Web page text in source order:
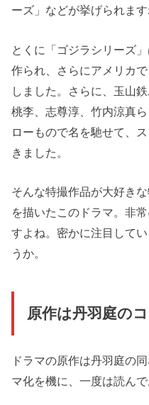
ーズ」などが挙げられます
とくに「ゴジラシリーズ
作られ、さらにアメリカ
しました。さらに、玉山
桃李、志尊淳、竹内涼真
ローもので名を馳せて、
きました。
そんな特撮作品が大好き
を描いたこのドラマ。非
すよね。密かに注目して
うか。
原作は丹羽庭の
ドラマの原作は丹羽庭の
マ化を機に、一度は読ん